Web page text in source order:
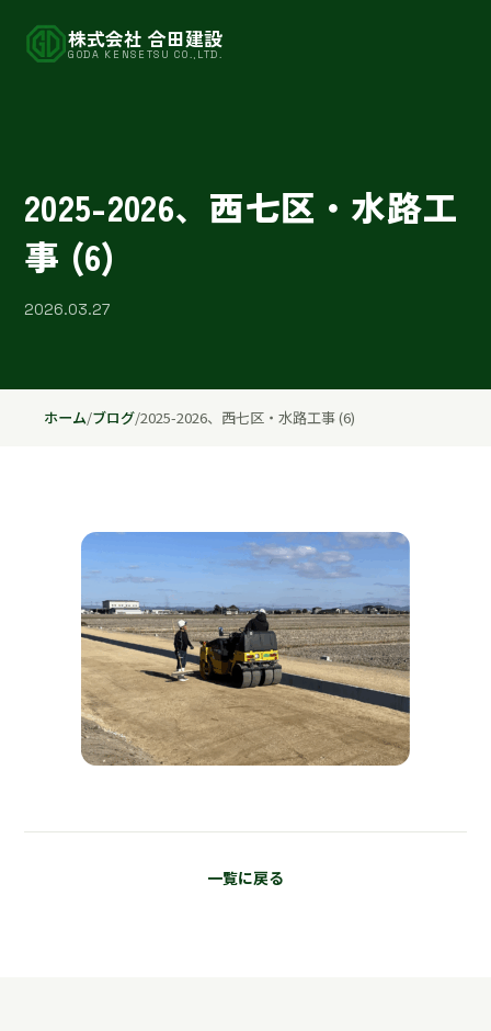
株式会社 合田建設
GODA KENSETSU CO.,LTD.
2025-2026、西七区・水路工
事 (6)
2026.03.27
ホーム/ブログ/2025-2026、西七区・水路工事 (6)
一覧に戻る